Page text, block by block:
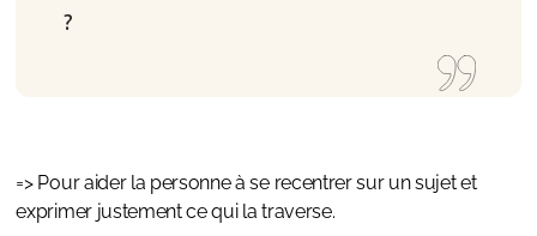
?
=> Pour aider la personne à se recentrer sur un sujet et
exprimer justement ce qui la traverse.